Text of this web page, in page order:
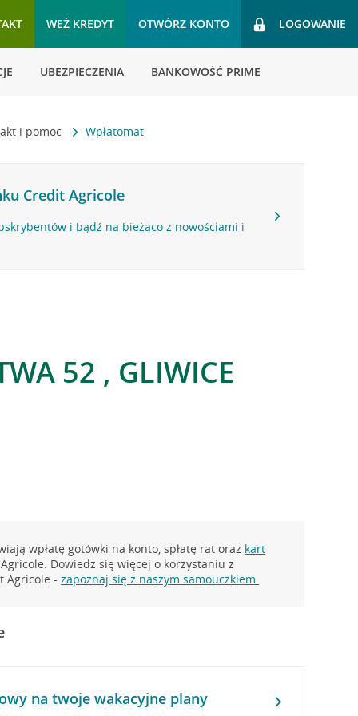
WEŹ KREDYT OTWÓRZ KONTO LOGOWANIE
UBEZPIECZENIA BANKOWOŚĆ PRIME
i pomoc Wpłatomat
Credit Agricole
i bądź na bieżąco z nowościami i
52 , GLIWICE
wpłatę gotówki na konto, spłatę rat oraz kart
Dowiedz się więcej o korzystaniu z
Agricole -zapoznaj się z naszym samouczkiem.
na twoje wakacyjne plany